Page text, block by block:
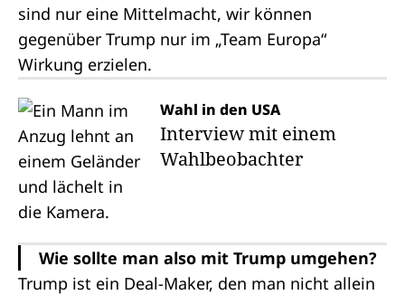
sind nur eine Mittelmacht, wir können
gegenüber Trump nur im „Team Europa“
Wirkung erzielen.
Wahl in den USA
Interview mit einem
Wahlbeobachter
Wie sollte man also mit Trump umgehen?
Trump ist ein Deal-Maker, den man nicht allein